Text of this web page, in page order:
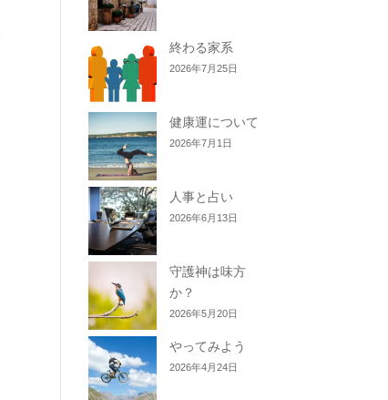
終わる家系
2026年7月25日
健康運について
2026年7月1日
人事と占い
2026年6月13日
守護神は味方
か？
2026年5月20日
やってみよう
2026年4月24日